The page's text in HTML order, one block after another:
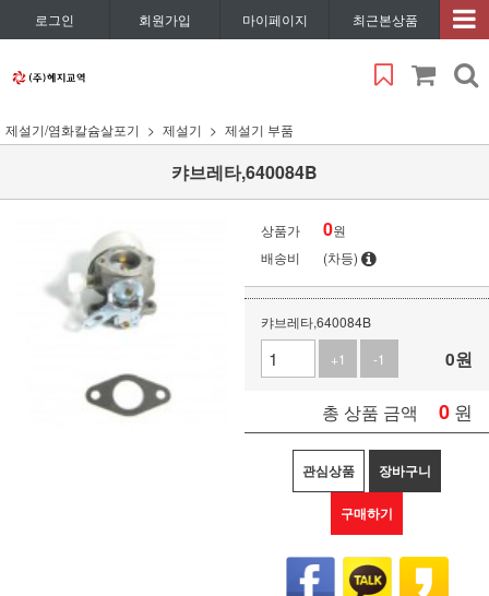
로그인 회원가입 마이페이지 최근본상품
제설기/염화칼슘살포기 제설기 제설기 부품
캬브레타,640084B
상품가 0원
배송비
(차등)
캬브레타,640084B
+1
-1 0원
총 상품 금액 0 원
관심상품 장바구니
구매하기